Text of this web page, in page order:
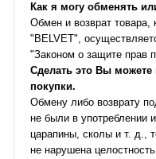
Как я могу обменять
Обмен и возврат товара,
"BELVET",
"Законом о защите прав
Сделать это Вы можете
покупки.
Обмену либо возврату
не были в употреблении
царапины, сколы и т. д.,
не нарушена